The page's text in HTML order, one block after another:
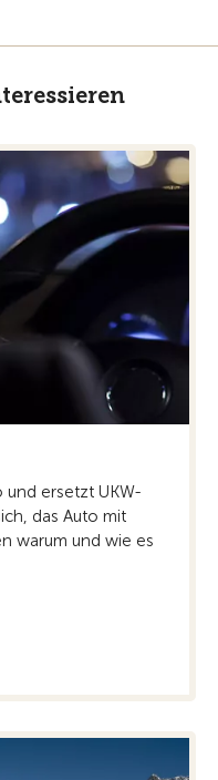
und ersetzt UKW-
das Auto mit
warum und wie es